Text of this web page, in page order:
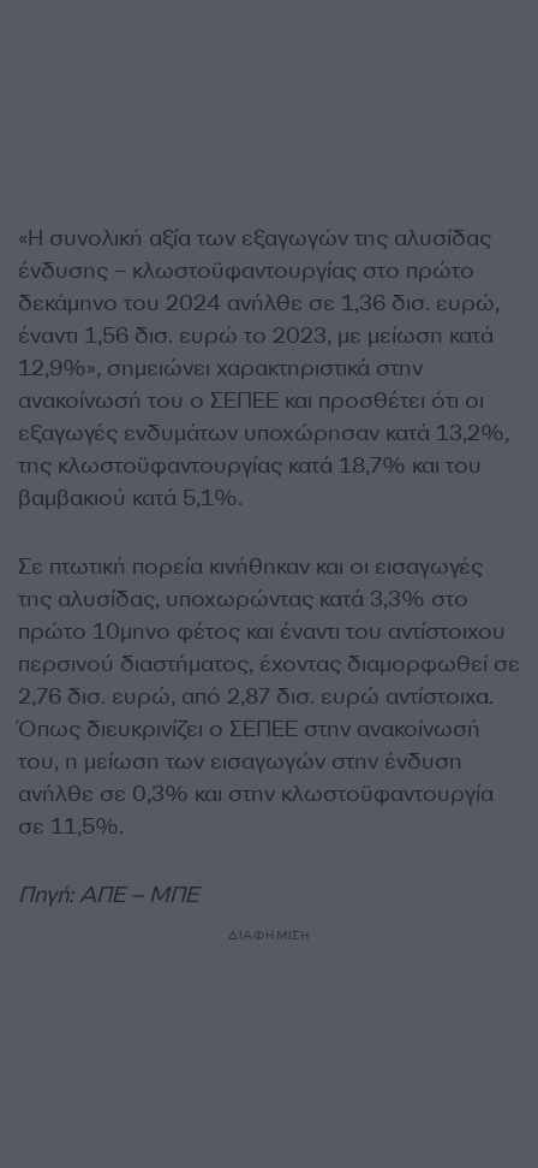
«Η συνολική αξία των εξαγωγών της αλυσίδας
ένδυσης – κλωστοϋφαντουργίας στο πρώτο
δεκάμηνο του 2024 ανήλθε σε 1,36 δισ. ευρώ,
έναντι 1,56 δισ. ευρώ το 2023, με μείωση κατά
12,9%», σημειώνει χαρακτηριστικά στην
ανακοίνωσή του ο ΣΕΠΕΕ και προσθέτει ότι οι
εξαγωγές ενδυμάτων υποχώρησαν κατά 13,2%,
της κλωστοϋφαντουργίας κατά 18,7% και του
βαμβακιού κατά 5,1%.
Σε πτωτική πορεία κινήθηκαν και οι εισαγωγές
της αλυσίδας, υποχωρώντας κατά 3,3% στο
πρώτο 10μηνο φέτος και έναντι του αντίστοιχου
περσινού διαστήματος, έχοντας διαμορφωθεί σε
2,76 δισ. ευρώ, από 2,87 δισ. ευρώ αντίστοιχα.
Όπως διευκρινίζει ο ΣΕΠΕΕ στην ανακοίνωσή
του, η μείωση των εισαγωγών στην ένδυση
ανήλθε σε 0,3% και στην κλωστοϋφαντουργία
σε 11,5%.
Πηγή: ΑΠΕ – ΜΠΕ
ΔΙΑΦΗΜΙΣΗ